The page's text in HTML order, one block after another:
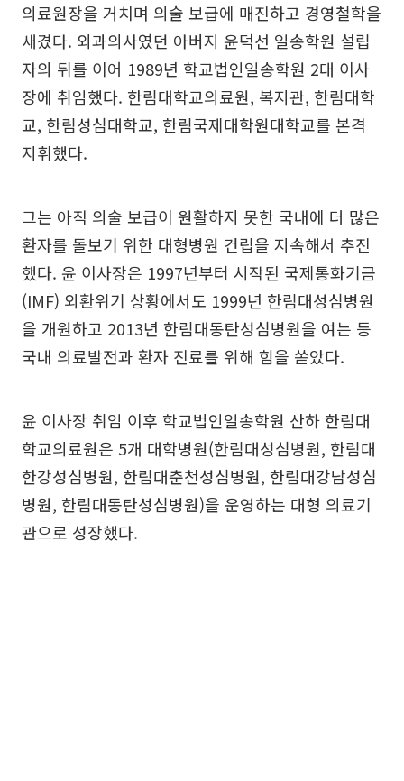
의료원장을 거치며 의술 보급에 매진하고 경영철학을
새겼다. 외과의사였던 아버지 윤덕선 일송학원 설립
자의 뒤를 이어 1989년 학교법인일송학원 2대 이사
장에 취임했다. 한림대학교의료원, 복지관, 한림대학
교, 한림성심대학교, 한림국제대학원대학교를 본격
지휘했다.
그는 아직 의술 보급이 원활하지 못한 국내에 더 많은
환자를 돌보기 위한 대형병원 건립을 지속해서 추진
했다. 윤 이사장은 1997년부터 시작된 국제통화기금
(IMF) 외환위기 상황에서도 1999년 한림대성심병원
을 개원하고 2013년 한림대동탄성심병원을 여는 등
국내 의료발전과 환자 진료를 위해 힘을 쏟았다.
윤 이사장 취임 이후 학교법인일송학원 산하 한림대
학교의료원은 5개 대학병원(한림대성심병원, 한림대
한강성심병원, 한림대춘천성심병원, 한림대강남성심
병원, 한림대동탄성심병원)을 운영하는 대형 의료기
관으로 성장했다.